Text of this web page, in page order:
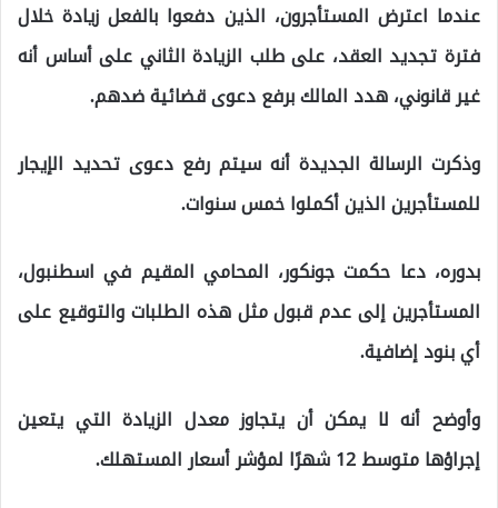
عندما اعترض المستأجرون، الذين دفعوا بالفعل زيادة خلال
فترة تجديد العقد، على طلب الزيادة الثاني على أساس أنه
غير قانوني، هدد المالك برفع دعوى قضائية ضدهم.
وذكرت الرسالة الجديدة أنه سيتم رفع دعوى تحديد الإيجار
للمستأجرين الذين أكملوا خمس سنوات.
بدوره، دعا حكمت جونكور، المحامي المقيم في اسطنبول،
المستأجرين إلى عدم قبول مثل هذه الطلبات والتوقيع على
أي بنود إضافية.
وأوضح أنه لا يمكن أن يتجاوز معدل الزيادة التي يتعين
إجراؤها متوسط ​​12 شهرًا لمؤشر أسعار المستهلك.